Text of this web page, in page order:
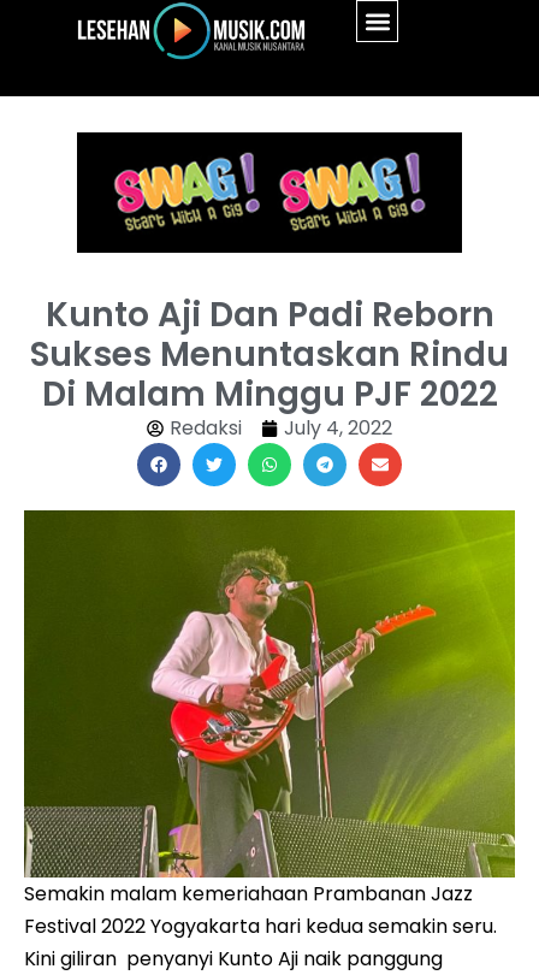
Kunto Aji Dan Padi Reborn
Sukses Menuntaskan Rindu
Di Malam Minggu PJF 2022
Redaksi July 4, 2022
Semakin malam kemeriahaan Prambanan Jazz
Festival 2022 Yogyakarta hari kedua semakin seru.
Kini giliran penyanyi Kunto Aji naik panggung